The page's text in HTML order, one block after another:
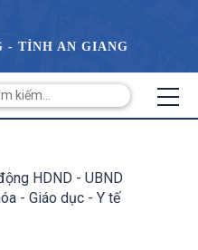
- TỈNH AN GIANG
HDND - UBND
- Giáo dục - Y tế